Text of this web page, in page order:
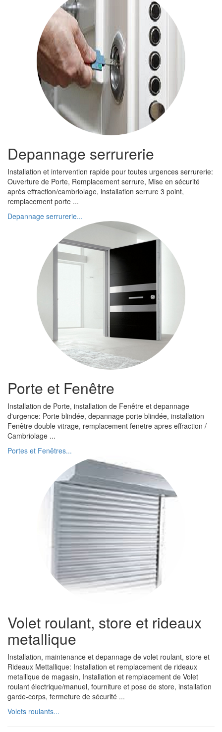
Depannage serrurerie
Installation et intervention rapide pour toutes urgences serrurerie:
Ouverture de Porte, Remplacement serrure, Mise en sécurité
après effraction/cambriolage, installation serrure 3 point,
remplacement porte ...
Depannage serrurerie...
Porte et Fenêtre
Installation de Porte, installation de Fenêtre et depannage
d'urgence: Porte blindée, depannage porte blindée, installation
Fenêtre double vitrage, remplacement fenetre apres effraction /
Cambriolage ...
Portes et Fenêtres...
Volet roulant, store et rideaux
metallique
Installation, maintenance et depannage de volet roulant, store et
Rideaux Mettallique: Installation et remplacement de rideaux
metallique de magasin, Installation et remplacement de Volet
roulant électrique/manuel, fourniture et pose de store, installation
garde-corps, fermeture de sécurité ...
Volets roulants...